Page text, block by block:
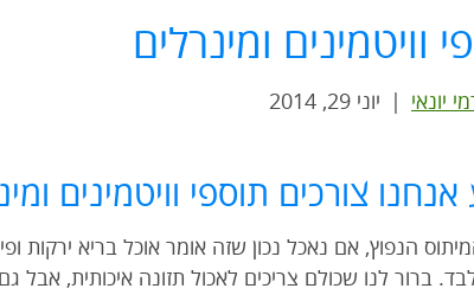
וויטמינים ומינרלים
יונאי יוני 29, 2014
צורכים תוספי וויטמינים
הנפוץ, אם נאכל נכון שזה אומר אוכל בריא ירקות
ברור לנו שכולם צריכים לאכול תזונה איכותית,